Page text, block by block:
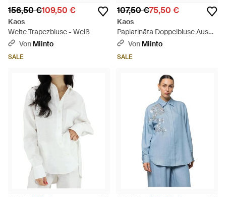
156,50 €109,50 €
Kaos
Weite Trapezbluse - Weiß
Von Miinto
SALE
107,50 €75,50 €
Kaos
Paplatināta Doppelbluse Aus
Lyocellgewebe - Braun
Von Miinto
SALE